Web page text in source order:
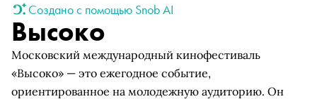
Создано с помощью Snob AI
Высоко
Московский международный кинофестиваль
«Высоко» — это ежегодное событие,
ориентированное на молодежную аудиторию. Он